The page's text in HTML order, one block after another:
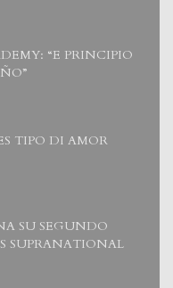
“E PRINCIPIO
TIPO DI AMOR
SU SEGUNDO
SUPRANATIONAL